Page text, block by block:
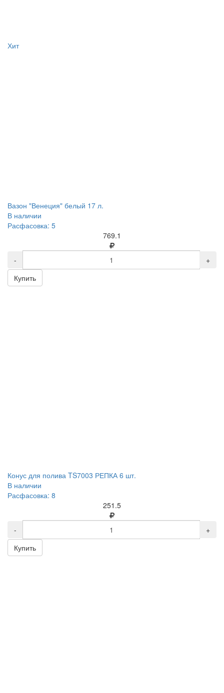
Хит
Вазон "Венеция" белый 17 л.
В наличии
Расфасовка: 5
769.1
-
+
Купить
Конус для полива TS7003 РЕПКА 6 шт.
В наличии
Расфасовка: 8
251.5
-
+
Купить